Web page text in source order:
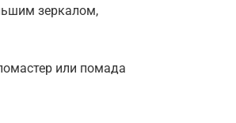
зеркалом,
или помада